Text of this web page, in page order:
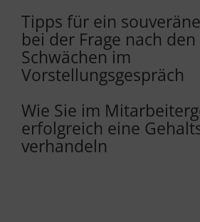
Tipps für ein
bei der Frage nach
Schwächen im
Vorstellungsgespräch
Wie Sie im
erfolgreich eine
verhandeln